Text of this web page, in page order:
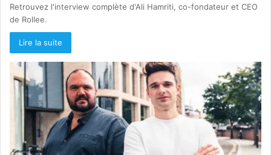
Retrouvez l'interview complète d'Ali Hamriti, co-fondateur et CEO
de Rollee.
Lire la suite